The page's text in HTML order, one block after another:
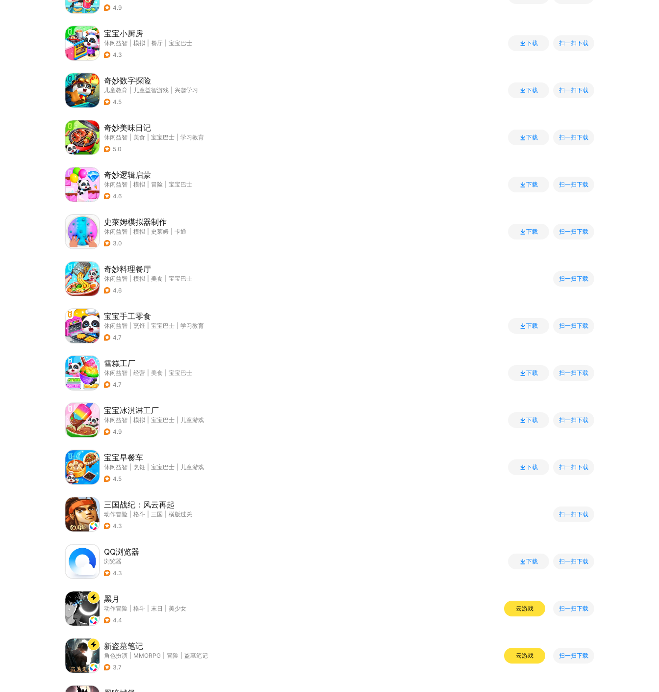
4.9
宝宝小厨房
休闲益智 模拟 餐厅
宝宝巴士
4.3
下载 扫一扫下载
奇妙数字探险
儿童教育 儿童益智游戏
兴趣学习
4.5
下载 扫一扫下载
奇妙美味日记
休闲益智 美食 宝宝巴士
学习教育
5.0
下载 扫一扫下载
奇妙逻辑启蒙
休闲益智 模拟 冒险
宝宝巴士
4.6
下载 扫一扫下载
史莱姆模拟器制作
休闲益智 模拟 史莱姆
卡通
3.0
下载 扫一扫下载
奇妙料理餐厅
休闲益智 模拟 美食
宝宝巴士
4.6
扫一扫下载
宝宝手工零食
休闲益智 烹饪 宝宝巴士
学习教育
4.7
下载 扫一扫下载
雪糕工厂
休闲益智 经营 美食
宝宝巴士
4.7
下载 扫一扫下载
宝宝冰淇淋工厂
休闲益智 模拟 宝宝巴士
儿童游戏
4.9
下载 扫一扫下载
宝宝早餐车
休闲益智 烹饪 宝宝巴士
儿童游戏
4.5
下载 扫一扫下载
三国战纪：风云再起
动作冒险 格斗 三国
横版过关
4.3
扫一扫下载
QQ浏览器
浏览器
4.3
下载 扫一扫下载
黑月
动作冒险 格斗 末日
美少女
4.4
云游戏 扫一扫下载
新盗墓笔记
角色扮演 MMORPG 冒险
盗墓笔记
3.7
云游戏 扫一扫下载